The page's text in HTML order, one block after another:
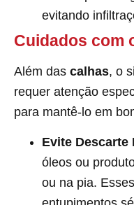
evitando
Cuidados com
Além das calhas, o
requer atenção
para mantê-lo em
Evite Descarte
óleos ou
ou na pia.